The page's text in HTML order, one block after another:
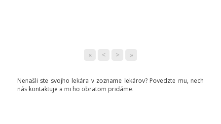
« < > »
Nenašli ste svojho lekára v zozname lekárov? Povedzte mu, nech
nás kontaktuje a mi ho obratom pridáme.